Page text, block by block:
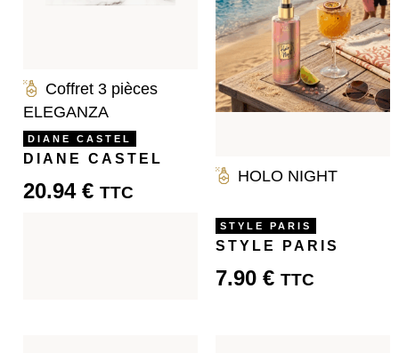
Coffret 3 pièces
ELEGANZA
DIANE CASTEL
DIANE CASTEL
20.94 € TTC
HOLO NIGHT
STYLE PARIS
STYLE PARIS
7.90 € TTC